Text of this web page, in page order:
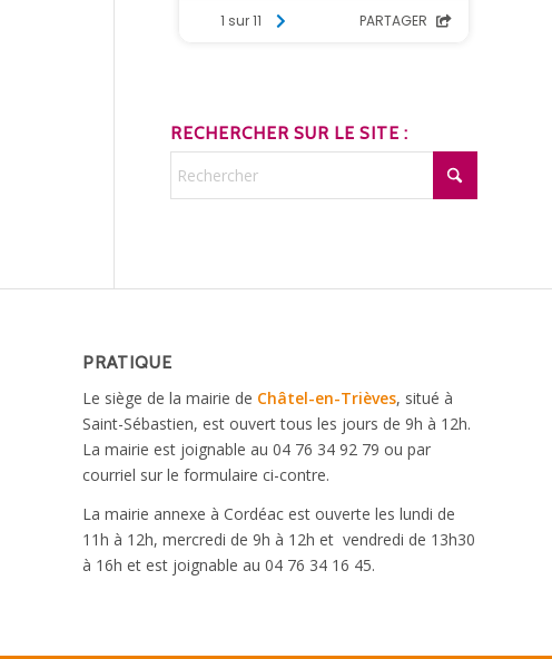
RECHERCHER SUR LE SITE :
PRATIQUE
Le siège de la mairie de Châtel-en-Trièves, situé à
Saint-Sébastien, est ouvert tous les jours de 9h à 12h.
La mairie est joignable au 04 76 34 92 79 ou par
courriel sur le formulaire ci-contre.
La mairie annexe à Cordéac est ouverte les lundi de
11h à 12h, mercredi de 9h à 12h et vendredi de 13h30
à 16h et est joignable au 04 76 34 16 45.